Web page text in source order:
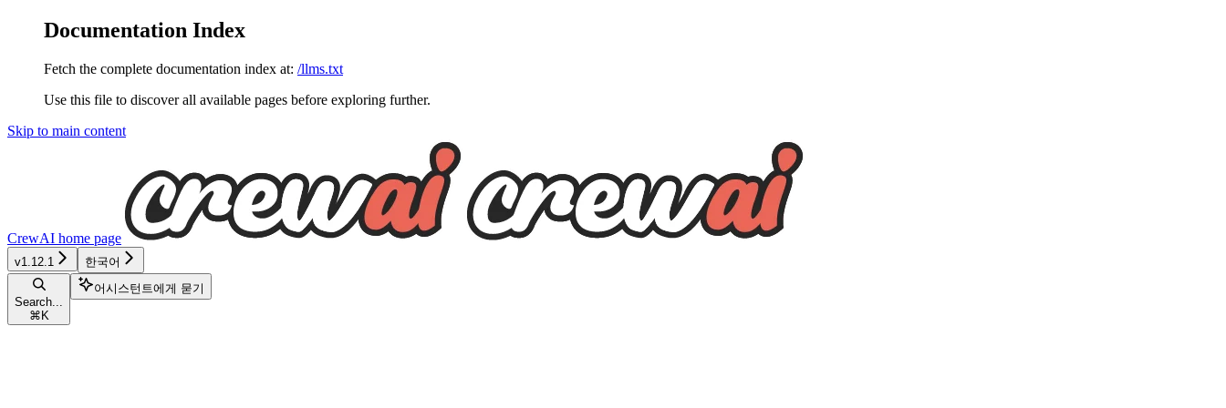
Documentation Index
Fetch the complete documentation index at: /llms.txt
Use this file to discover all available pages before exploring further.
Skip to main content
CrewAI home page
v1.12.1 한국어
Search...
⌘ K
어시스턴트에게 묻기